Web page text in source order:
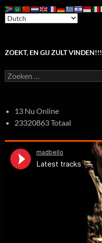
ZOEKT, EN GIJ ZULT VINDEN!!!
Zoeken
naar:
13 Nu Online
23320863 Totaal